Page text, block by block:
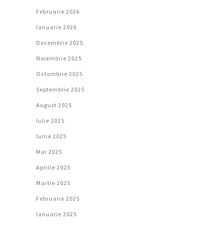
Februarie 2026
Ianuarie 2026
Decembrie 2025
Noiembrie 2025
Octombrie 2025
Septembrie 2025
August 2025
Iulie 2025
Iunie 2025
Mai 2025
Aprilie 2025
Martie 2025
Februarie 2025
Ianuarie 2025